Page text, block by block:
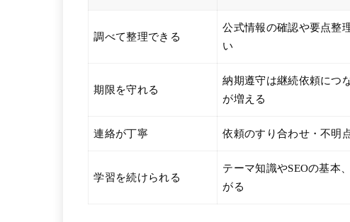
調べて整理できる
公式情報の確認や要点整
い
期限を守れる
納期遵守は継続依頼につ
が増える
連絡が丁寧 依頼のすり合わせ・不明
学習を続けられる
テーマ知識やSEOの基本
がる